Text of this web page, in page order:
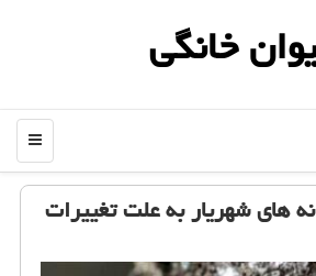
خانگی
منو
های شهریار به علت تغییرات